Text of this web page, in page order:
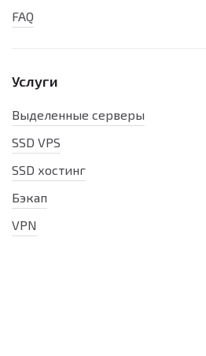
FAQ
Услуги
Выделенные серверы
SSD VPS
SSD хостинг
Бэкап
VPN